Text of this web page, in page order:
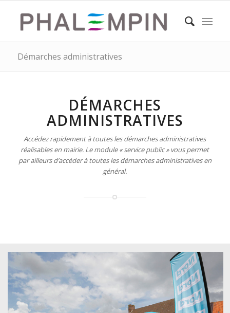
Démarches administratives
DÉMARCHES
ADMINISTRATIVES
Accédez rapidement à toutes les démarches administratives
réalisables en mairie. Le module « service public » vous permet
par ailleurs d’accéder à toutes les démarches administratives en
général.